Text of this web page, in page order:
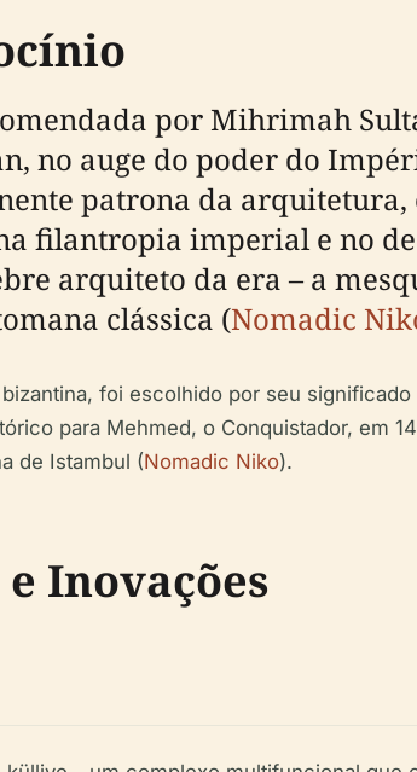
por Mihrimah
no auge do poder do
patrona da arquitetura,
filantropia imperial e no
arquiteto da era – a
clássica (Nomadic
foi escolhido por seu
para Mehmed, o Conquistador, em
de Istambul (Nomadic Niko).
Inovações